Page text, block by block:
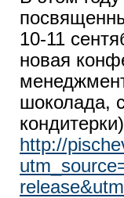
10-11
новая
шоколада,
http://